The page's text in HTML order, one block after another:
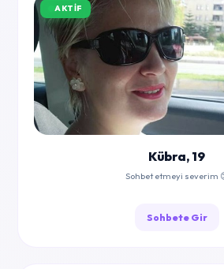
AKTIF
Kübra, 19
Sohbet etmeyi severim
Sohbete Gir